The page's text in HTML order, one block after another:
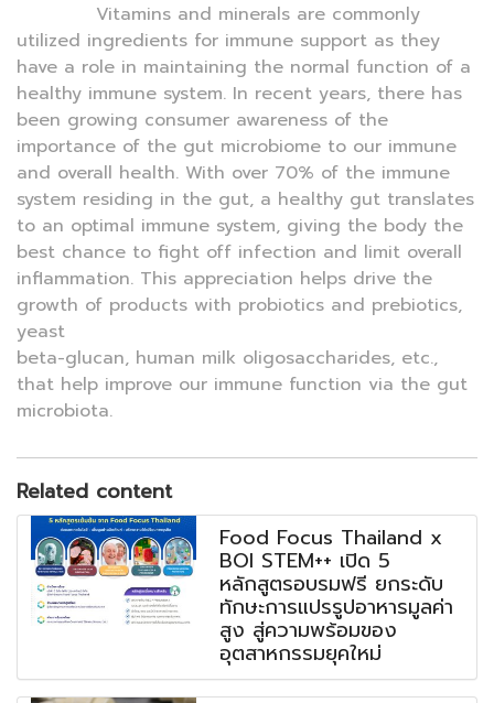
Vitamins and minerals are commonly
utilized ingredients for immune support as they
have a role in maintaining the normal function of a
healthy immune system. In recent years, there has
been growing consumer awareness of the
importance of the gut microbiome to our immune
and overall health. With over 70% of the immune
system residing in the gut, a healthy gut translates
to an optimal immune system, giving the body the
best chance to fight off infection and limit overall
inflammation. This appreciation helps drive the
growth of products with probiotics and prebiotics,
yeast
beta-glucan, human milk oligosaccharides, etc.,
that help improve our immune function via the gut
microbiota.
Related content
Food Focus Thailand x
BOI STEM++ เปิด 5
หลักสูตรอบรมฟรี ยกระดับ
ทักษะการแปรรูปอาหารมูลค่า
สูง สู่ความพร้อมของ
อุตสาหกรรมยุคใหม่